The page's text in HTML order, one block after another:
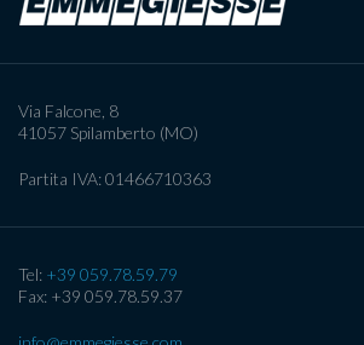
Via Falcone, 8
41057 Spilamberto (MO)
Partita IVA:01466710363
Tel: +39 059.78.59.79
Fax: +39 059.78.59.37